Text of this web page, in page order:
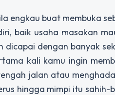
engkau buat membuka
baik usaha masakan
dengan banyak
kali kamu ingin
jalan atau
hingga mimpi itu